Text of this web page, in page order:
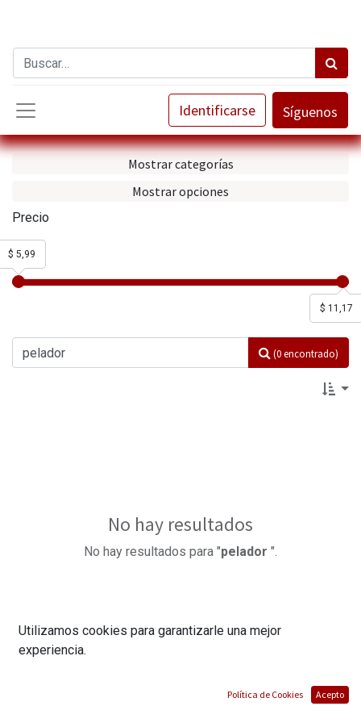
Identificarse Síguenos
Mostrar categorías
Mostrar opciones
Precio
$ 11,17
$ 5,99
(0 encontrado)
No hay resultados
No hay resultados para "pelador ".
Utilizamos cookies para garantizarle una mejor
experiencia.
Política de Cookies Acepto